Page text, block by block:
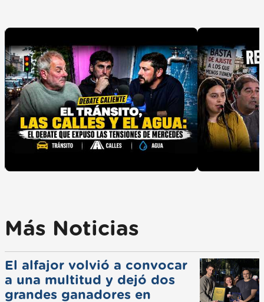
Más Noticias
El alfajor volvió a convocar
a una multitud y dejó dos
grandes ganadores en